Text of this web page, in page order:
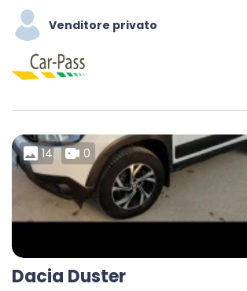
Venditore privato
14 0
Dacia Duster